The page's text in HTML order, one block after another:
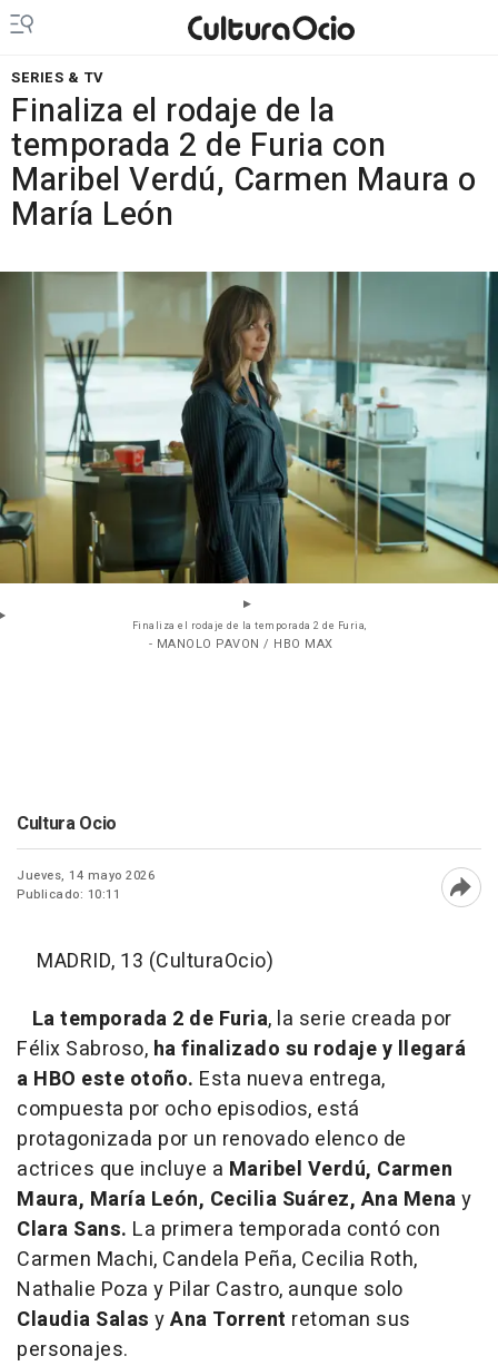
SERIES & TV
Finaliza el rodaje de la
temporada 2 de Furia con
Maribel Verdú, Carmen Maura o
María León
Finaliza el rodaje de la temporada 2 de Furia,
- MANOLO PAVON / HBO MAX
Cultura Ocio
Jueves, 14 mayo 2026
Publicado: 10:11
MADRID, 13 (CulturaOcio)
La temporada 2 de Furia, la serie creada por
Félix Sabroso, ha finalizado su rodaje y llegará
a HBO este otoño. Esta nueva entrega,
compuesta por ocho episodios, está
protagonizada por un renovado elenco de
actrices que incluye a Maribel Verdú, Carmen
Maura, María León, Cecilia Suárez, Ana Menay
Clara Sans. La primera temporada contó con
Carmen Machi, Candela Peña, Cecilia Roth,
Nathalie Poza y Pilar Castro, aunque solo
Claudia Salas yAna Torrent retoman sus
personajes.